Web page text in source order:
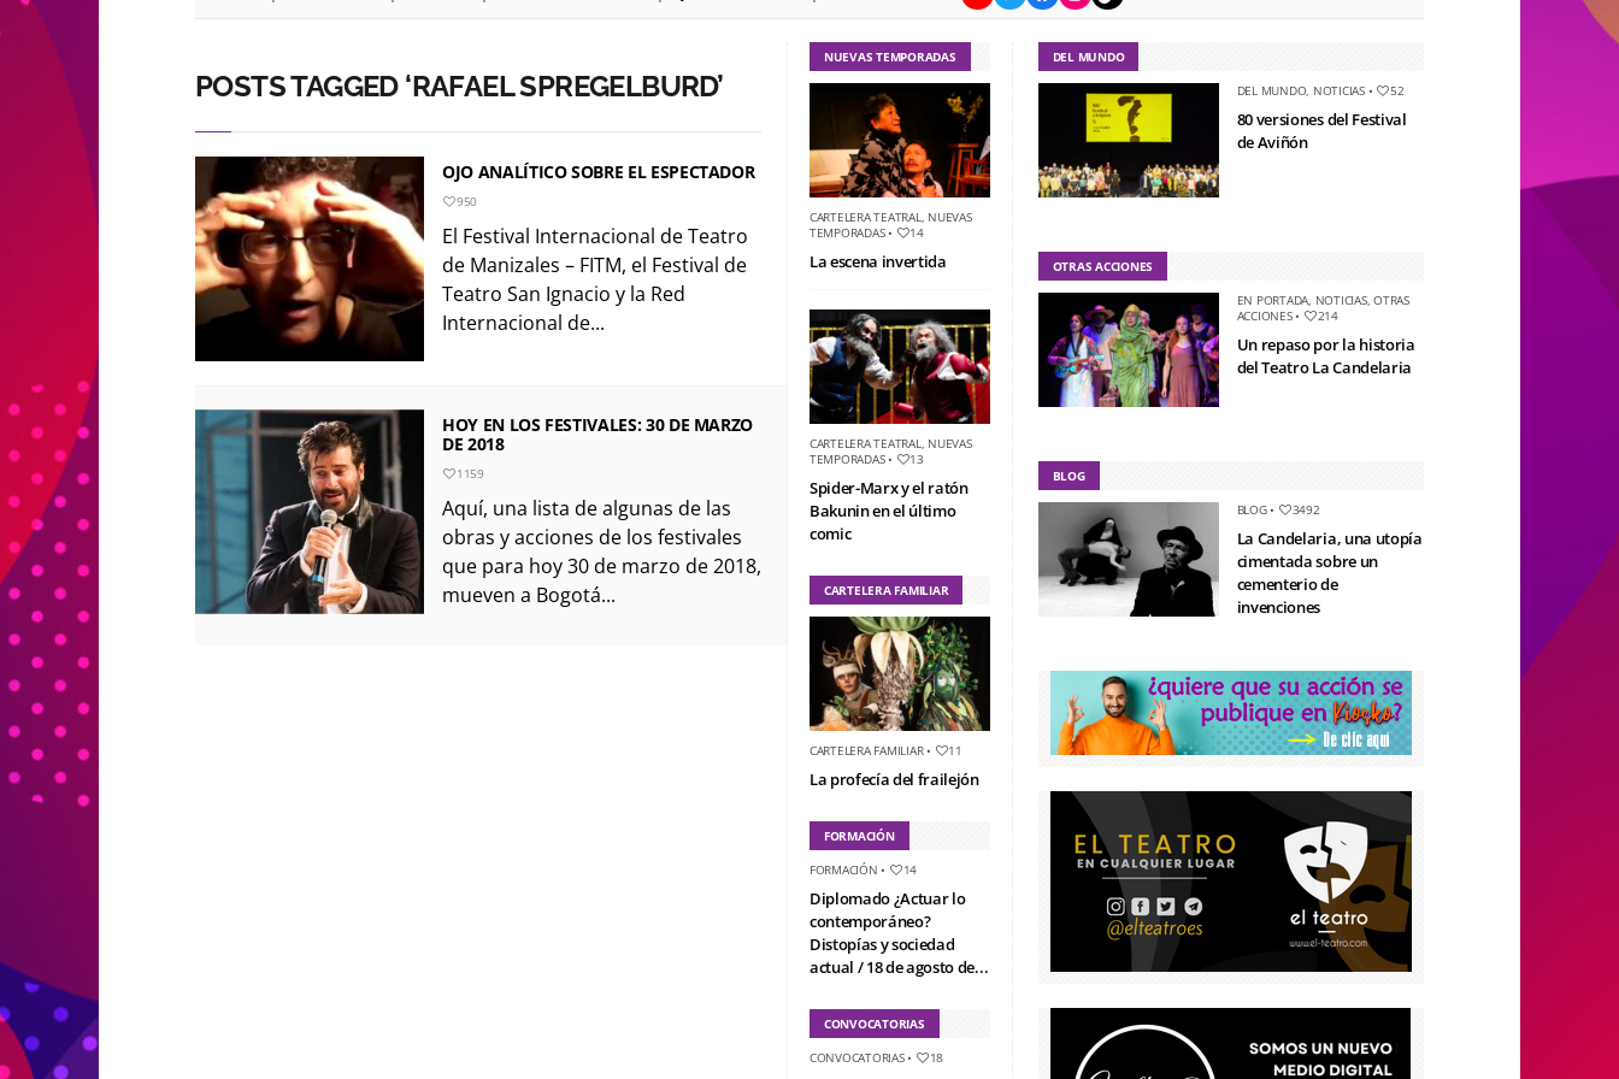
POSTS TAGGED ‘RAFAEL SPREGELBURD’
OJO ANALÍTICO SOBRE EL ESPECTADOR
950
El Festival Internacional de Teatro
de Manizales – FITM, el Festival de
Teatro San Ignacio y la Red
Internacional de...
HOY EN LOS FESTIVALES: 30 DE MARZO
DE 2018
1159
Aquí, una lista de algunas de las
obras y acciones de los festivales
que para hoy 30 de marzo de 2018,
mueven a Bogotá...
NUEVAS TEMPORADAS
CARTELERA TEATRAL, NUEVAS
TEMPORADAS• 14
La escena invertida
CARTELERA TEATRAL, NUEVAS
TEMPORADAS• 13
Spider-Marx y el ratón
Bakunin en el último
comic
CARTELERA FAMILIAR
CARTELERA FAMILIAR• 11
La profecía del frailejón
FORMACIÓN
FORMACIÓN • 14
Diplomado ¿Actuar lo
contemporáneo?
Distopías y sociedad
actual / 18 de agosto de...
CONVOCATORIAS
CONVOCATORIAS• 18
DEL MUNDO
DEL MUNDO, NOTICIAS• 52
80 versiones del Festival
de Aviñón
OTRAS ACCIONES
EN PORTADA, NOTICIAS,OTRAS
ACCIONES• 214
Un repaso por la historia
del Teatro La Candelaria
BLOG
BLOG• 3492
La Candelaria, una utopía
cimentada sobre un
cementerio de
invenciones